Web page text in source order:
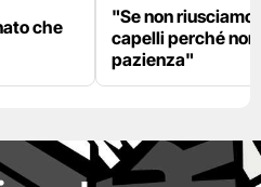
che
"Se non riusciamo
capelli perché
pazienza"